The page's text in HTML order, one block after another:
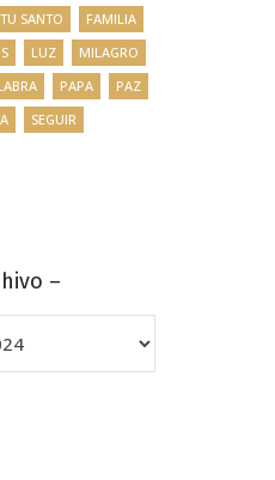
SANTO
FAMILIA
LUZ
MILAGRO
PAPA
PAZ
SEGUIR
–